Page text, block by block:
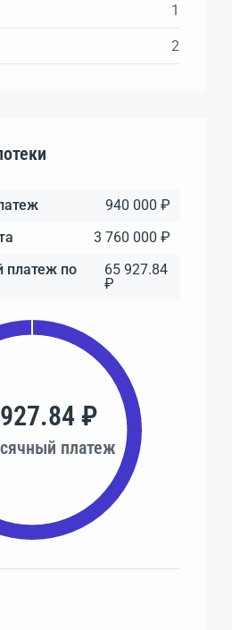
1
2
940 000 ₽
3 760 000 ₽
платеж по
65 927.84
₽
₽
платеж